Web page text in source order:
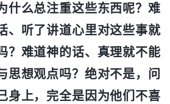
什么总注重这些东西呢？难
、听了讲道心里对这些事就
？难道神的话、真理就不能
思想观点吗？绝对不是，问
身上，完全是因为他们不喜